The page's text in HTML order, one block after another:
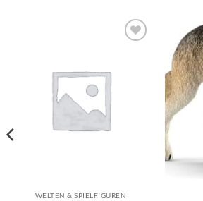
WELTEN & SPIELFIGUREN